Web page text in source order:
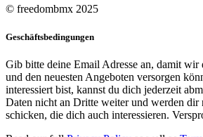
© freedombmx 2025
Geschäftsbedingungen
Gib bitte deine Email Adresse an, damit
und den neuesten Angeboten versorgen
interessiert bist, kannst du dich jederzeit
Daten nicht an Dritte weiter und werden dir
schicken, die dich auch interessieren.